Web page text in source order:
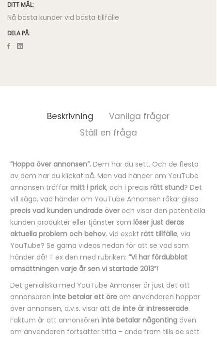
DITT MÅL:
Nå bästa kunder vid bästa tillfälle
DELA PÅ:
Beskrivning
Vanliga frågor
Ställ en fråga
B
e
s
k
r
i
v
n
i
n
g
”Hoppa över annonsen”. Dem har du sett. Och de flesta
av dem har du klickat på. Men vad händer om YouTube
annonsen träffar mitt i prick, och i precis rätt stund? Det
vill säga, vad händer om YouTube Annonsen råkar gissa
precis vad kunden undrade över och visar den potentiella
kunden produkter eller tjänster som löser just deras
aktuella problem och behov, vid exakt rätt tillfälle, via
YouTube? Se gärna videos nedan för att se vad som
händer då! T ex den med rubriken: “Vi har fördubblat
omsättningen varje år sen vi startade 2013”!
Det genialiska med YouTube Annonser är just det att
annonsören inte betalar ett öre om användaren hoppar
över annonsen, d.v.s. visar att de inte är intresserade.
Faktum är att annonsören inte betalar någonting även
om användaren fortsätter titta – ända fram tills de sett